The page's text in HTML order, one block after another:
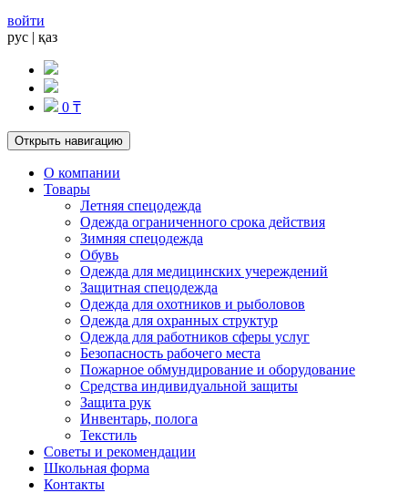
войти
рус | қаз
0 ₸
Открыть навигацию
О компании
Товары
Летняя спецодежда
Одежда ограниченного срока действия
Зимняя спецодежда
Обувь
Одежда для медицинских учереждений
Защитная спецодежда
Одежда для охотников и рыболовов
Одежда для охранных структур
Одежда для работников сферы услуг
Безопасность рабочего места
Пожарное обмундирование и оборудование
Средства индивидуальной защиты
Защита рук
Инвентарь, полога
Текстиль
Советы и рекомендации
Школьная форма
Контакты